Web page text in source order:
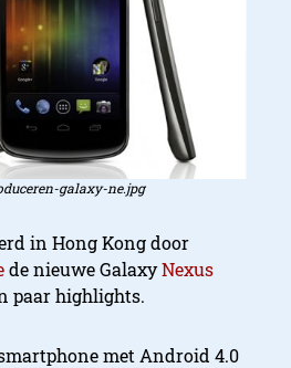
galaxy-ne.jpg
in Hong Kong door
de nieuwe GalaxyNexus
paar highlights.
met Android 4.0